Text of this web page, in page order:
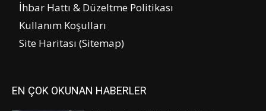
İhbar Hattı & Düzeltme Politikası
Kullanım Koşulları
Site Haritası (Sitemap)
EN ÇOK OKUNAN HABERLER